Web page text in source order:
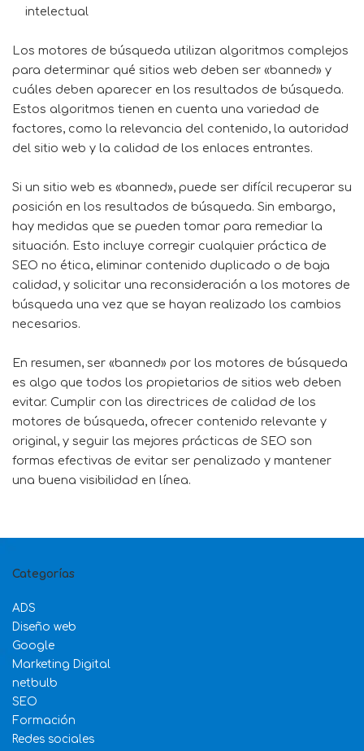
intelectual
Los motores de búsqueda utilizan algoritmos complejos
para determinar qué sitios web deben ser «banned» y
cuáles deben aparecer en los resultados de búsqueda.
Estos algoritmos tienen en cuenta una variedad de
factores, como la relevancia del contenido, la autoridad
del sitio web y la calidad de los enlaces entrantes.
Si un sitio web es «banned», puede ser difícil recuperar su
posición en los resultados de búsqueda. Sin embargo,
hay medidas que se pueden tomar para remediar la
situación. Esto incluye corregir cualquier práctica de
SEO no ética, eliminar contenido duplicado o de baja
calidad, y solicitar una reconsideración a los motores de
búsqueda una vez que se hayan realizado los cambios
necesarios.
En resumen, ser «banned» por los motores de búsqueda
es algo que todos los propietarios de sitios web deben
evitar. Cumplir con las directrices de calidad de los
motores de búsqueda, ofrecer contenido relevante y
original, y seguir las mejores prácticas de SEO son
formas efectivas de evitar ser penalizado y mantener
una buena visibilidad en línea.
Categorías
ADS
Diseño web
Google
Marketing Digital
netbulb
SEO
Formación
Redes sociales